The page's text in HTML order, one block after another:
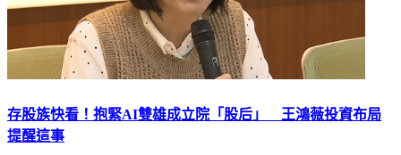
存股族快看！抱緊AI雙雄成立院「股后」 王鴻薇投資布局
提醒這事